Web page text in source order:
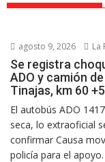
agosto 9, 2026 La
Se registra
ADO y camión
Tinajas, km 60
El autobús ADO
seca, lo extraoficial
confirmar Causa
policía para el